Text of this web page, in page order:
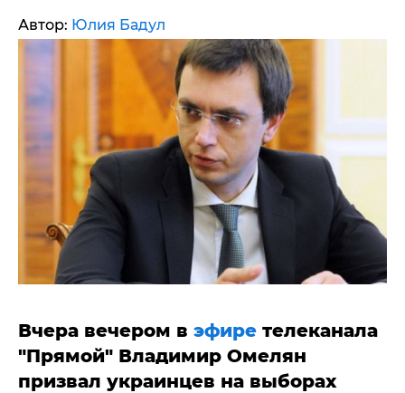
Автор: Юлия Бадул
Вчера вечером в эфире телеканала
"Прямой" Владимир Омелян
призвал украинцев на выборах